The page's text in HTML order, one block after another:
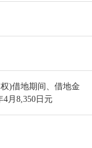
)借地期间、借地金
4月8,350日元